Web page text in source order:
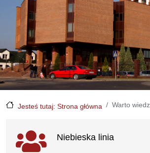
Jesteś tutaj: Strona główna Warto
Ważne linki
Niebieska linia